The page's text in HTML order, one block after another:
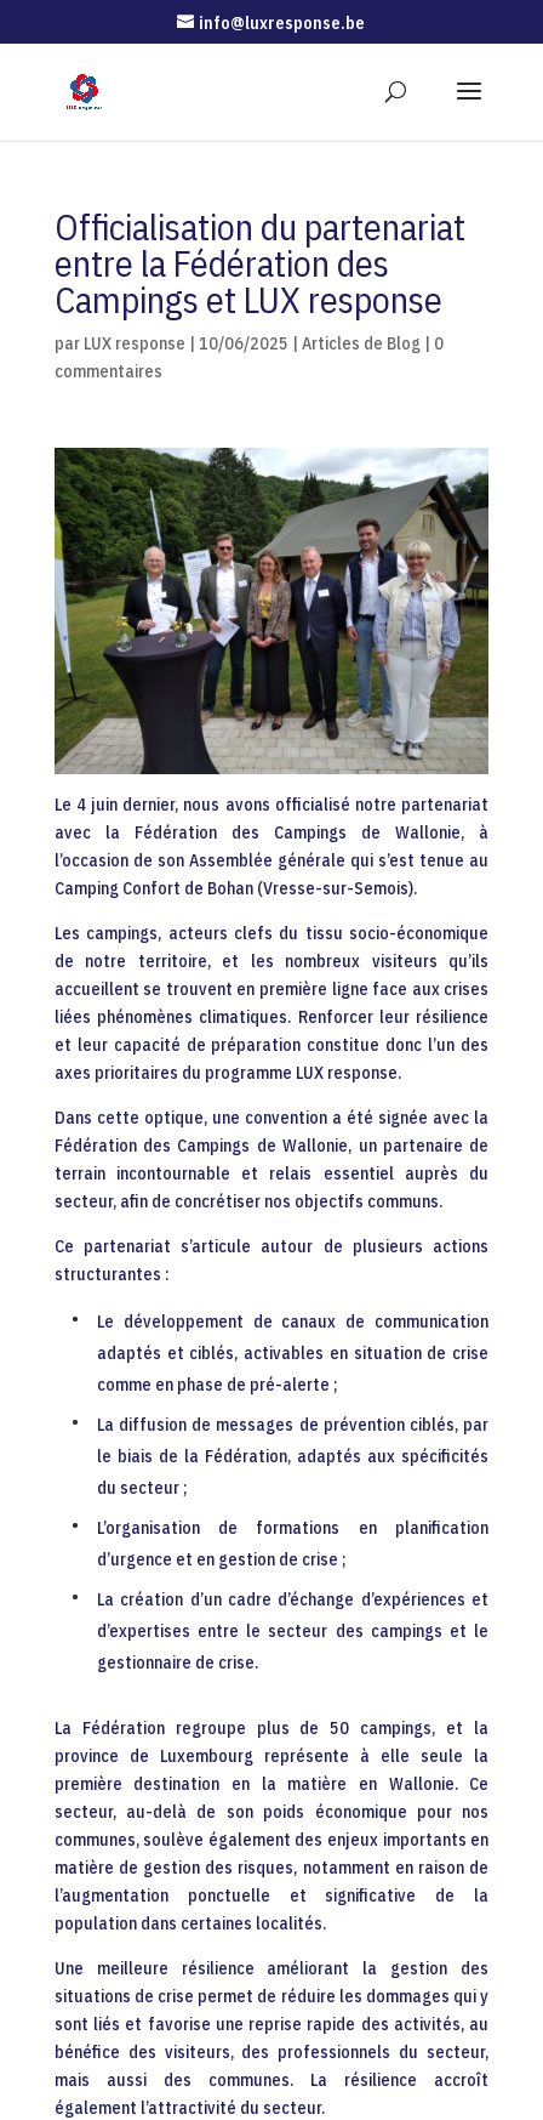
info@luxresponse.be
Officialisation du partenariat
entre la Fédération des
Campings et LUX response
par LUX response | 10/06/2025 | Articles de Blog | 0
commentaires
Le 4 juin dernier, nous avons officialisé notre partenariat
avec la Fédération des Campings de Wallonie, à
l’occasion de son Assemblée générale qui s’est tenue au
Camping Confort de Bohan (Vresse-sur-Semois).
Les campings, acteurs clefs du tissu socio-économique
de notre territoire, et les nombreux visiteurs qu’ils
accueillent se trouvent en première ligne face aux crises
liées phénomènes climatiques. Renforcer leur résilience
et leur capacité de préparation constitue donc l’un des
axes prioritaires du programme LUX response.
Dans cette optique, une convention a été signée avec la
Fédération des Campings de Wallonie, un partenaire de
terrain incontournable et relais essentiel auprès du
secteur, afin de concrétiser nos objectifs communs.
Ce partenariat s’articule autour de plusieurs actions
structurantes :
Le développement de canaux de communication
adaptés et ciblés, activables en situation de crise
comme en phase de pré-alerte ;
La diffusion de messages de prévention ciblés, par
le biais de la Fédération, adaptés aux spécificités
du secteur ;
L’organisation de formations en planification
d’urgence et en gestion de crise ;
La création d’un cadre d’échange d’expériences et
d’expertises entre le secteur des campings et le
gestionnaire de crise.
La Fédération regroupe plus de 50 campings, et la
province de Luxembourg représente à elle seule la
première destination en la matière en Wallonie. Ce
secteur, au-delà de son poids économique pour nos
communes, soulève également des enjeux importants en
matière de gestion des risques, notamment en raison de
l’augmentation ponctuelle et significative de la
population dans certaines localités.
Une meilleure résilience améliorant la gestion des
situations de crise permet de réduire les dommages qui y
sont liés et favorise une reprise rapide des activités, au
bénéfice des visiteurs, des professionnels du secteur,
mais aussi des communes. La résilience accroît
également l’attractivité du secteur.